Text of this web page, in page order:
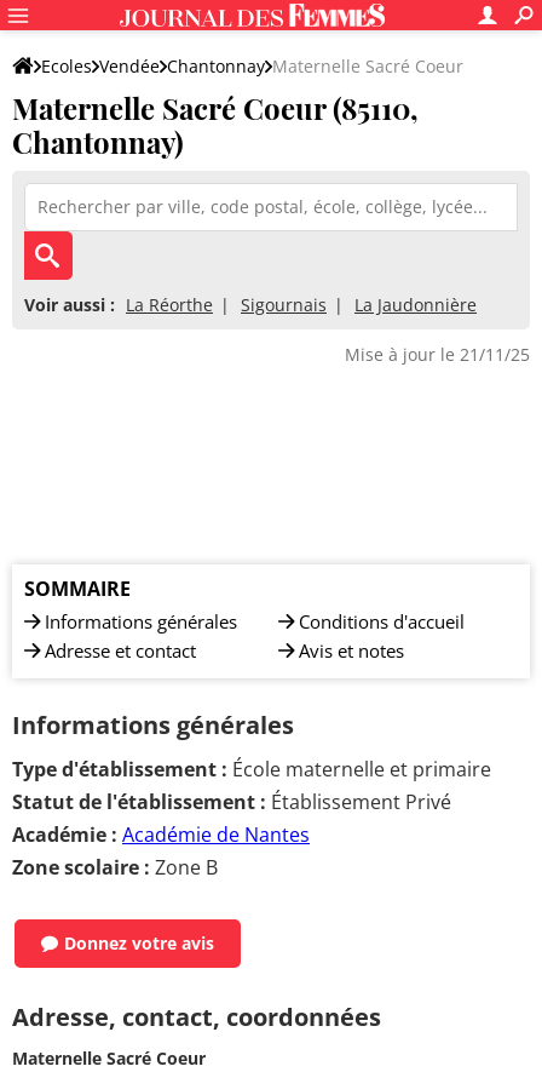
Ecoles Vendée Chantonnay Maternelle Sacré Coeur
Maternelle Sacré Coeur (85110,
Chantonnay)
Voir aussi : La Réorthe Sigournais La Jaudonnière
Mise à jour le 21/11/25
SOMMAIRE
Informations générales
Adresse et contact
Conditions d'accueil
Avis et notes
Informations générales
Type d'établissement : École maternelle et primaire
Statut de l'établissement : Établissement Privé
Académie : Académie de Nantes
Zone scolaire : Zone B
Donnez votre avis
Adresse, contact, coordonnées
Maternelle Sacré Coeur